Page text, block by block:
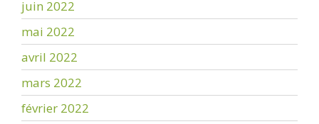
juin 2022
mai 2022
avril 2022
mars 2022
février 2022